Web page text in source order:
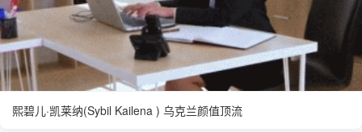
熙碧儿·凯莱纳(Sybil Kailena ) 乌克兰颜值顶流